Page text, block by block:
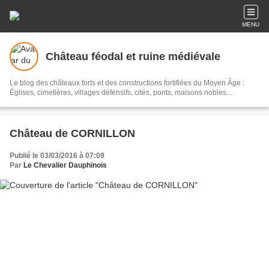
MENU
Château féodal et ruine médiévale
Le blog des châteaux forts et des constructions fortifiées du Moyen Âge :
Églises, cimetières, villages défensifs, cités, ponts, maisons nobles...
Château de CORNILLON
Publié le 03/03/2016 à 07:09
Par Le Chevalier Dauphinois